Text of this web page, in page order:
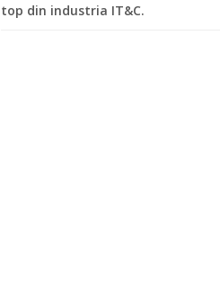
top din industria IT&C.